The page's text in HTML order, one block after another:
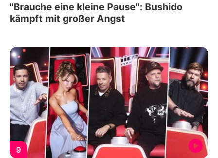
"Brauche eine kleine Pause": Bushido
kämpft mit großer Angst
9